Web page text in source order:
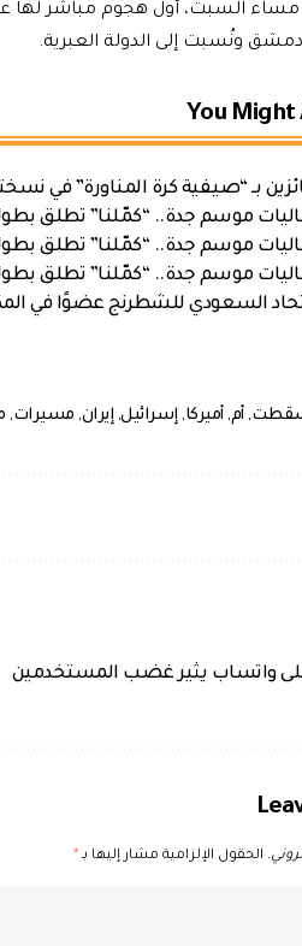
مساء السبت، أول هجوم مباشر لها
ونُسبت إلى الدولة العبرية.
You Might
بـ “صيفية كرة المناورة” في
موسم جدة.. “كمّلنا” تطلق بطولتها في
موسم جدة.. “كمّلنا” تطلق بطولتها في
موسم جدة.. “كمّلنا” تطلق بطولتها في
السعودي للشطرنج عضوًا في
, أم, أميركا,إسرائيل,إيران, مسيرات,
واتساب يثير غضب المستخدمين
الحقول الإلزامية مشار إليها بـ*